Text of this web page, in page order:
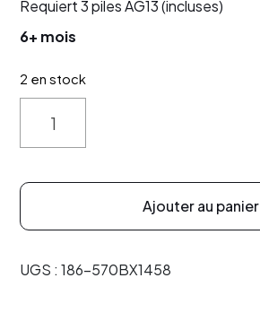
Requiert 3 piles AG13 (incluses)
6+ mois
2 en stock
Ajouter au panier
UGS : 186-570BX1458